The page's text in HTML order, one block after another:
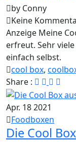
by Conny
Keine
Anzeige Meine
erfreut. Sehr
einfach selbst.
cool box,
Share :
Apr. 182021
Foodboxen
Die Cool